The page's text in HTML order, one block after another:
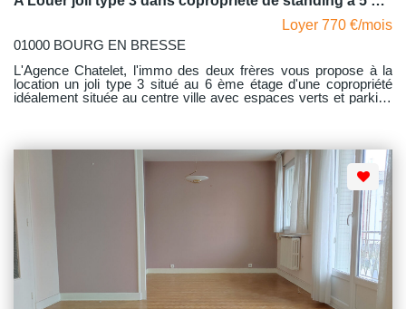
Loyer 770 €/mois
01000 BOURG EN BRESSE
L'Agence Chatelet, l'immo des deux frères vous propose à la
location un joli type 3 situé au 6 ème étage d'une copropriété
idéalement située au centre ville avec espaces verts et parking
d'entrée avec placard mural, desservant une cuisine aménagée
et équipée, salon -séjour avec accès au balcon, deux chambres
dont l'une avec accès au balcon, la seconde avec un placard
mural aménagé, salle d'eau et wc indépendant. La copropriété a
fait l'objet de travaux d'isolation en façade il y a environ 6 ans,
d'où un dpe en C. Une climatisation sera installée sur le mois
d'octobre. Chauffage collectif au sol - Avec comme dépendance
une cave, stationnement non nominatif . Gros plus la
copropriété dispose d'une parking fermé par portail électrique.
Vous vous trouvez à deux pas des commerces, des bus, école
élémentaires , de l'université l Lyon III. Libre de suite